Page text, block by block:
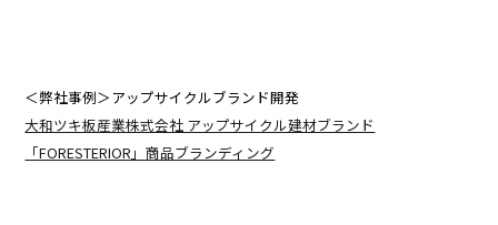
＜弊社事例＞アップサイクルブランド開発
大和ツキ板産業株式会社 アップサイクル建材ブランド
「FORESTERIOR」商品ブランディング